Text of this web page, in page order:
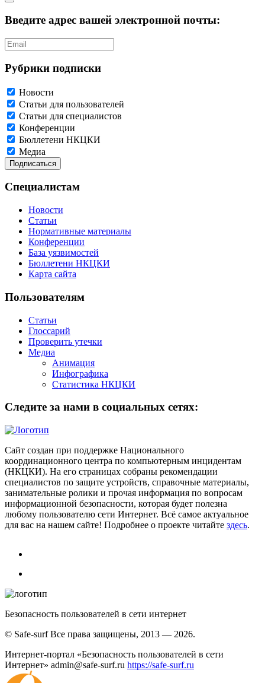
Введите адрес вашей электронной почты:
Рубрики подписки
Новости
Статьи для пользователей
Статьи для специалистов
Конференции
Бюллетени НКЦКИ
Медиа
Специалистам
Новости
Статьи
Нормативные материалы
Конференции
База уязвимостей
Бюллетени НКЦКИ
Карта сайта
Пользователям
Статьи
Глоссарий
Проверить утечки
Медиа
Анимация
Инфографика
Статистика НКЦКИ
Следите за нами в социальных сетях:
Сайт создан при поддержке Национального
координационного центра по компьютерным инцидентам
(НКЦКИ). На его страницах собраны рекомендации
специалистов по защите устройств, справочные материалы,
занимательные ролики и прочая информация по вопросам
информационной безопасности, которая будет полезна
любому пользователю сети Интернет. Всё самое актуальное
для вас на нашем сайте! Подробнее о проекте читайте здесь.
Безопасность пользователей в сети интернет
© Safe-surf Все права защищены, 2013 — 2026.
Интернет-портал «Безопасность пользователей в сети
Интернет» admin@safe-surf.ru https://safe-surf.ru